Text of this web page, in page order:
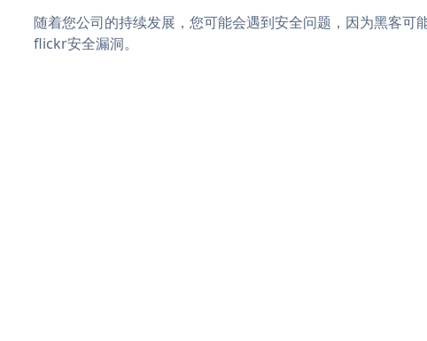
随着您公司的持续发展，您可能会遇到安全问题，因为黑客可
flickr安全漏洞。